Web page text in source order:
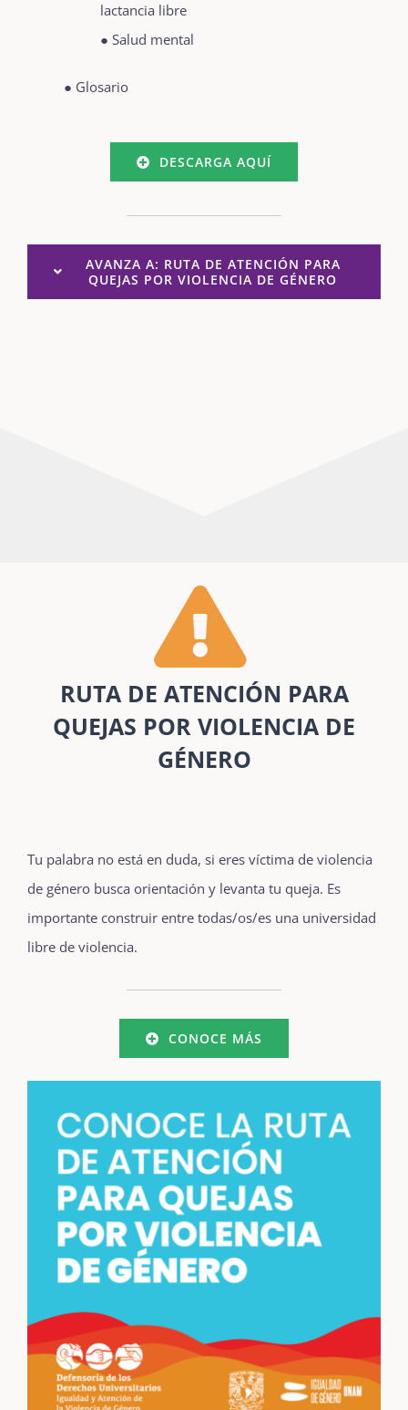
lactancia libre
● Salud mental
● Glosario
DESCARGA AQUÍ
AVANZA A: RUTA DE ATENCIÓN PARA
QUEJAS POR VIOLENCIA DE GÉNERO
RUTA DE ATENCIÓN PARA
QUEJAS POR VIOLENCIA DE
GÉNERO
Tu palabra no está en duda, si eres víctima de violencia
de género busca orientación y levanta tu queja. Es
importante construir entre todas/os/es una universidad
libre de violencia.
CONOCE MÁS